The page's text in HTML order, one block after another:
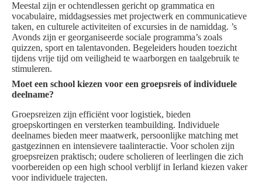
Meestal zijn er ochtendlessen gericht op grammatica en
vocabulaire, middagsessies met projectwerk en communicatieve
taken, en culturele activiteiten of excursies in de namiddag. ’s
Avonds zijn er georganiseerde sociale programma’s zoals
quizzen, sport en talentavonden. Begeleiders houden toezicht
tijdens vrije tijd om veiligheid te waarborgen en taalgebruik te
stimuleren.
Moet een school kiezen voor een groepsreis of individuele
deelname?
Groepsreizen zijn efficiënt voor logistiek, bieden
groepskortingen en versterken teambuilding. Individuele
deelnames bieden meer maatwerk, persoonlijke matching met
gastgezinnen en intensievere taalinteractie. Voor scholen zijn
groepsreizen praktisch; oudere scholieren of leerlingen die zich
voorbereiden op een high school verblijf in Ierland kiezen vaker
voor individuele trajecten.